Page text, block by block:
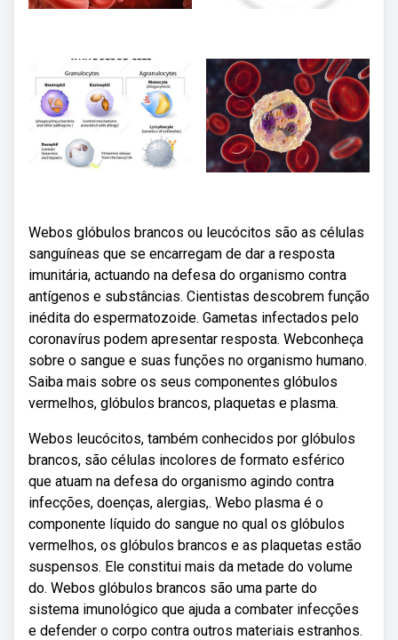
Webos glóbulos brancos ou leucócitos são as células
sanguíneas que se encarregam de dar a resposta
imunitária, actuando na defesa do organismo contra
antígenos e substâncias. Cientistas descobrem função
inédita do espermatozoide. Gametas infectados pelo
coronavírus podem apresentar resposta. Webconheça
sobre o sangue e suas funções no organismo humano.
Saiba mais sobre os seus componentes glóbulos
vermelhos, glóbulos brancos, plaquetas e plasma.
Webos leucócitos, também conhecidos por glóbulos
brancos, são células incolores de formato esférico
que atuam na defesa do organismo agindo contra
infecções, doenças, alergias,. Webo plasma é o
componente líquido do sangue no qual os glóbulos
vermelhos, os glóbulos brancos e as plaquetas estão
suspensos. Ele constitui mais da metade do volume
do. Webos glóbulos brancos são uma parte do
sistema imunológico que ajuda a combater infecções
e defender o corpo contra outros materiais estranhos.